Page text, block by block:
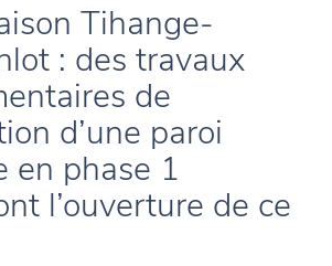
Tihange-
: des travaux
de
d’une paroi
en phase 1
l’ouverture de ce